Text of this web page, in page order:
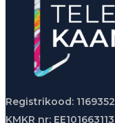
Registrikood:
KMKR nr: EE101663113